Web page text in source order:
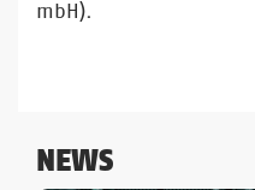
mbH).
NEWS